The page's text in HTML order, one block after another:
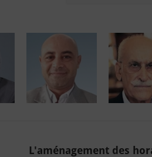
L'aménagement des